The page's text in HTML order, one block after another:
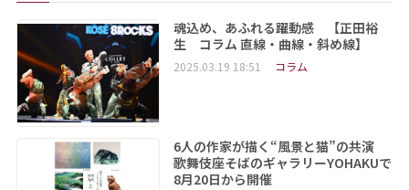
魂込め、あふれる躍動感 【正田裕
生 コラム 直線・曲線・斜め線】
2025.03.19 18:51 コラム
6人の作家が描く“風景と猫”の共演
歌舞伎座そばのギャラリーYOHAKUで
8月20日から開催